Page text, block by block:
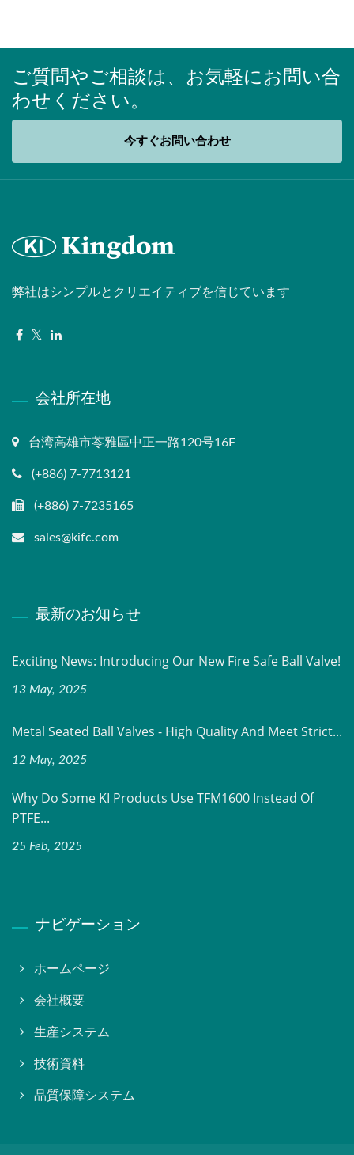
ご質問やご相談は、お気軽にお問い合
わせください。
今すぐお問い合わせ
弊社はシンプルとクリエイティブを信じています
会社所在地
台湾高雄市苓雅區中正一路120号16F
(+886) 7-7713121
(+886) 7-7235165
sales@kifc.com
最新のお知らせ
Exciting News: Introducing Our New Fire Safe Ball Valve!
13 May, 2025
Metal Seated Ball Valves - High Quality And Meet Strict...
12 May, 2025
Why Do Some KI Products Use TFM1600 Instead Of
PTFE...
25 Feb, 2025
ナビゲーション
ホームページ
会社概要
生産システム
技術資料
品質保障システム